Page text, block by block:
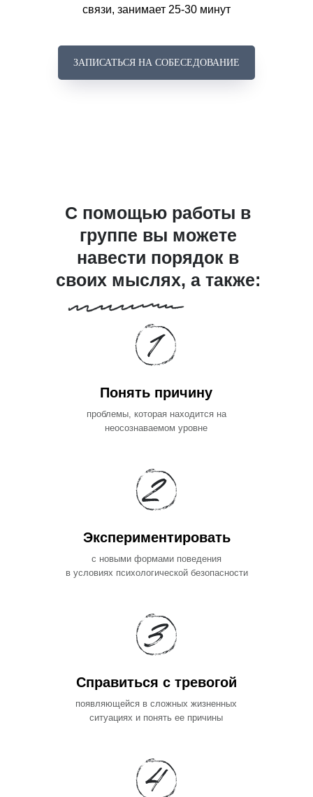
связи, занимает 25-30 минут
ЗАПИСАТЬСЯ НА СОБЕСЕДОВАНИЕ
С помощью работы в
группе вы можете
навести порядок в
своих мыслях, а также:
появляющейся в сложных жизненных
ситуациях и понять ее причины
Справиться с тревогой
Понять причину
проблемы, которая находится на
неосознаваемом уровне
Экспериментировать
с новыми формами поведения
в условиях психологической безопасности